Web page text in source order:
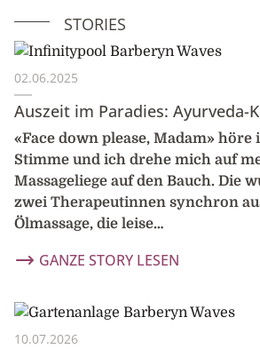
STORIES
02.06.2025
Auszeit im Paradies: Ayurveda-
«Face down please, Madam» höre
Stimme und ich drehe mich auf
Massageliege auf den Bauch. Die
zwei Therapeutinnen synchron
Ölmassage, die leise…
GANZE STORY LESEN
10.07.2026